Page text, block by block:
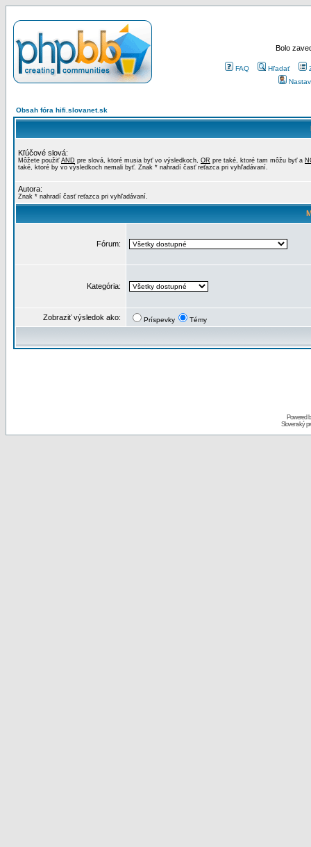
Bolo
FAQ Hľadať
Obsah fóra hifi.slovanet.sk
Kľúčové slová:
Môžete použiť AND pre slová, ktoré musia byť vo výsledkoch, OR pre také, ktoré tam môžu byť a
také, ktoré by vo výsledkoch nemali byť. Znak * nahradí časť reťazca pri vyhľadávaní.
Autora:
Znak * nahradí časť reťazca pri vyhľadávaní.
Fórum:
Kategória:
Zobraziť výsledok ako: Príspevky Témy
Powered
Slovenský